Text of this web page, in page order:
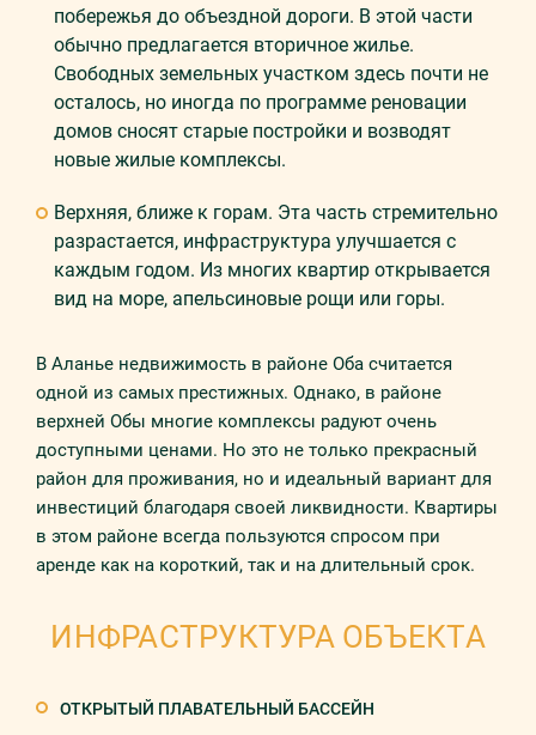
побережья до объездной дороги. В этой части
обычно предлагается вторичное жилье.
Свободных земельных участком здесь почти не
осталось, но иногда по программе реновации
домов сносят старые постройки и возводят
новые жилые комплексы.
Верхняя, ближе к горам. Эта часть стремительно
разрастается, инфраструктура улучшается с
каждым годом. Из многих квартир открывается
вид на море, апельсиновые рощи или горы.
В Аланье недвижимость в районе Оба считается
одной из самых престижных. Однако, в районе
верхней Обы многие комплексы радуют очень
доступными ценами. Но это не только прекрасный
район для проживания, но и идеальный вариант для
инвестиций благодаря своей ликвидности. Квартиры
в этом районе всегда пользуются спросом при
аренде как на короткий, так и на длительный срок.
ИНФРАСТРУКТУРА ОБЪЕКТА
ОТКРЫТЫЙ ПЛАВАТЕЛЬНЫЙ БАССЕЙН